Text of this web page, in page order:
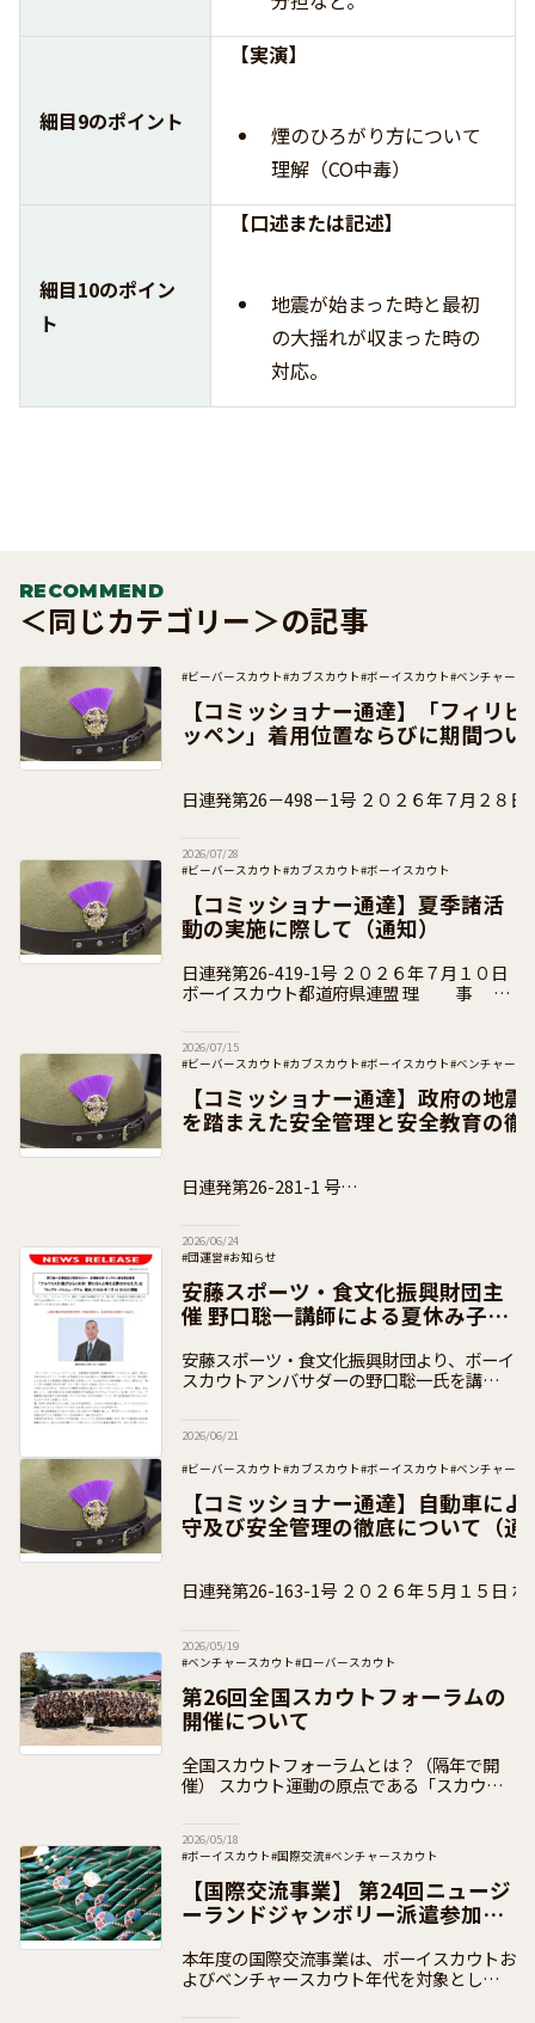
細目9のポイント
【実演】
煙のひろがり方について
理解（CO中毒）
細目10のポイン
ト
【口述または記述】
地震が始まった時と最初
の大揺れが収まった時の
対応。
RECOMMEND
＜同じカテゴリー＞の記事
#ビーバースカウト#カブスカウト#ボーイスカウト#ベンチャース
#団運営
#加盟員向け
【コミッショナー通達】「フィリ
ッペン」着用位置ならびに期間つい
日連発第26－498－1号 ２０２６年７月２８日 ボーイスカウト都
2026/07/28
#ビーバースカウト#カブスカウト#ボーイスカウト
#ベンチャースカウト
#ローバースカウト#団運営 #加盟員向け
【コミッショナー通達】夏季諸活
動の実施に際して（通知）
日連発第26-419-1号 ２０２６年７月１０日
ボーイスカウト都道府県連盟 理 事
2026/07/15
#ビーバースカウト#カブスカウト#ボーイスカウト#ベンチャース
#団運営
#加盟員向け
【コミッショナー通達】政府の地
を踏まえた安全管理と安全教育の徹
日連発第26-281-1 号
2026/06/24
#団運営#お知らせ
安藤スポーツ・食文化振興財団主
催 野口聡一講師による夏休み子ど
も向けセミナーのご案内
安藤スポーツ・食文化振興財団より、ボーイ
スカウトアンバサダーの野口聡一氏を講師と
ご案内いたします。 セミナーについて
2026/06/21
#ビーバースカウト#カブスカウト#ボーイスカウト#ベンチャース
#加盟員向け
【コミッショナー通達】自動車に
守及び安全管理の徹底について（通
日連発第26-163-1号 ２０２６年５月１５日 ボーイスカウト都道府県連
2026/05/19
#ベンチャースカウト#ローバースカウト
#日本連盟事業（イベント事業）
#全国スカウトフォーラム
#お知らせ#加盟員向け
第26回全国スカウトフォーラムの
開催について
全国スカウトフォーラムとは？（隔年で開
催） スカウト運動の原点である「スカウト
年の意思決定への参画」を、より推進してい
く
2026/05/18
#ボーイスカウト#国際交流#ベンチャースカウト
#日本連盟事業（イベント事業）
#加盟員向け
【国際交流事業】 第24回ニュージ
ーランドジャンボリー派遣参加者
本年度の国際交流事業は、ボーイスカウトお
よびベンチャースカウト年代を対象とした国